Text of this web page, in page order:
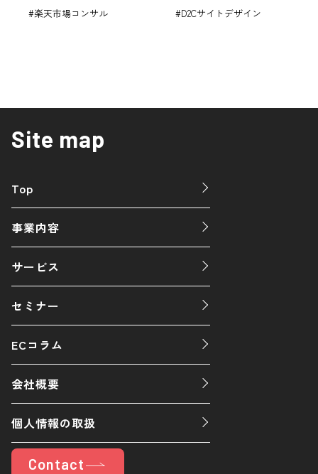
楽天市場コンサル
D2Cサイトデザイン
Site map
Top
事業内容
サービス
セミナー
ECコラム
会社概要
個人情報の取扱
Contact